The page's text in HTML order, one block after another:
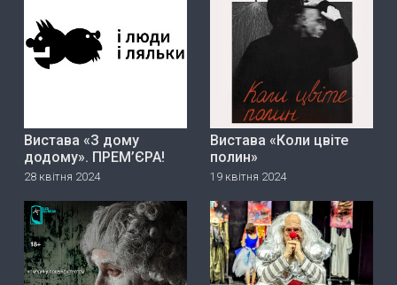
Вистава «З дому
додому». ПРЕМ’ЄРА!
28 квітня 2024
Вистава «Коли цвіте
полин»
19 квітня 2024